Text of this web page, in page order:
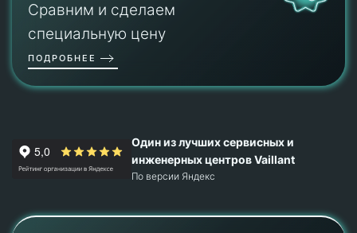
Сравним и сделаем
специальную цену
ПОДРОБНЕЕ
Один из лучших сервисных и
инженерных центров Vaillant
По версии Яндекс